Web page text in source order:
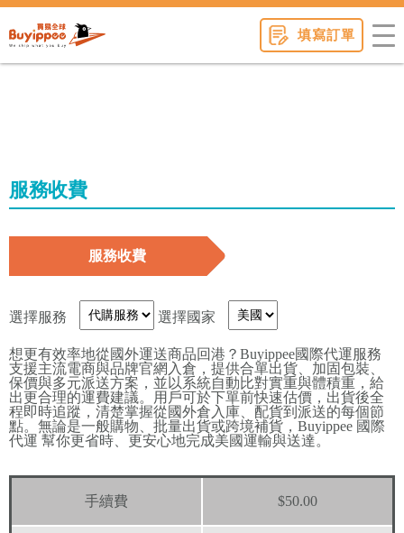
填寫訂單
服務收費
服務收費
選擇服務 選擇國家
想更有效率地從國外運送商品回港？Buyippee國際代運服務
支援主流電商與品牌官網入倉，提供合單出貨、加固包裝、
保價與多元派送方案，並以系統自動比對實重與體積重，給
出更合理的運費建議。用戶可於下單前快速估價，出貨後全
程即時追蹤，清楚掌握從國外倉入庫、配貨到派送的每個節
點。無論是一般購物、批量出貨或跨境補貨，Buyippee 國際
代運 幫你更省時、更安心地完成美國運輸與送達。
手續費 $50.00